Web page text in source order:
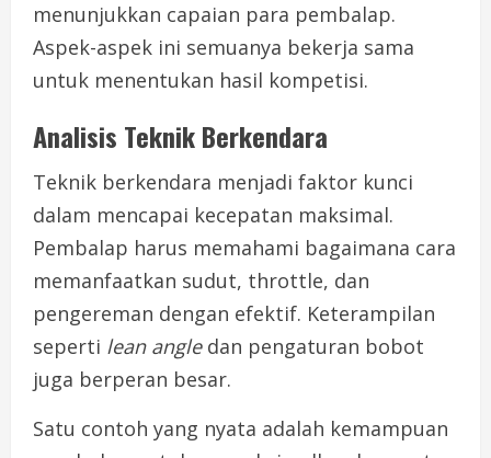
menunjukkan capaian para pembalap.
Aspek-aspek ini semuanya bekerja sama
untuk menentukan hasil kompetisi.
Analisis Teknik Berkendara
Teknik berkendara menjadi faktor kunci
dalam mencapai kecepatan maksimal.
Pembalap harus memahami bagaimana cara
memanfaatkan sudut, throttle, dan
pengereman dengan efektif. Keterampilan
seperti lean angledan pengaturan bobot
juga berperan besar.
Satu contoh yang nyata adalah kemampuan